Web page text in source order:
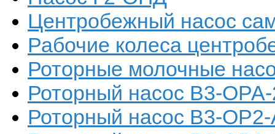
Центробежный насос
Рабочие колеса
Роторные молочные
Роторный насос В3-
Роторный насос В3-